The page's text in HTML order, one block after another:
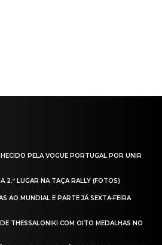
PELA VOGUE PORTUGAL POR UNIR
2.º LUGAR NA TAÇA RALLY (FOTOS)
AO MUNDIAL E PARTE JÁ SEXTA‑FEIRA
THESSALONIKI COM OITO MEDALHAS NO